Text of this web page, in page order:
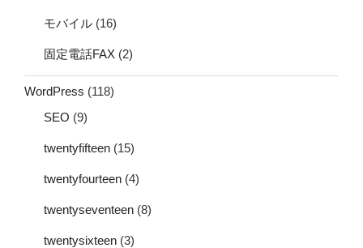
モバイル (16)
固定電話FAX (2)
WordPress (118)
SEO (9)
twentyfifteen (15)
twentyfourteen (4)
twentyseventeen (8)
twentysixteen (3)